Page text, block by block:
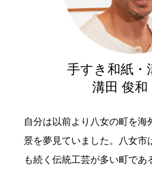
手すき和紙・
溝田 俊
自分は以前より八女の町を海
景を夢見ていました。八女市
も続く伝統工芸が多い町であ